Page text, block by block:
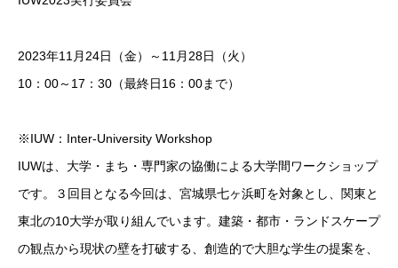
2023年11月24日（金）～11月28日（火）
10：00～17：30（最終日16：00まで）
※IUW：Inter-University Workshop
IUWは、大学・まち・専門家の協働による大学間ワークショップ
です。３回目となる今回は、宮城県七ヶ浜町を対象とし、関東と
東北の10大学が取り組んでいます。建築・都市・ランドスケープ
の観点から現状の壁を打破する、創造的で大胆な学生の提案を、